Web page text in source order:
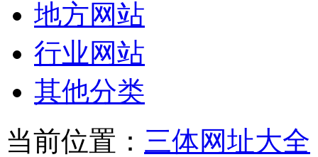
地方网站
行业网站
其他分类
当前位置： 三体网址大全